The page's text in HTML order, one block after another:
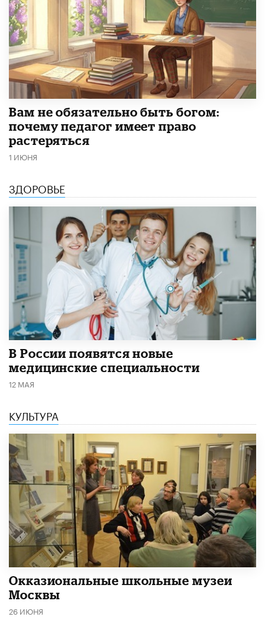
​Вам не обязательно быть богом:
почему педагог имеет право
растеряться
1 ИЮНЯ
ЗДОРОВЬЕ
В России появятся новые
медицинские специальности
12 МАЯ
КУЛЬТУРА
​Окказиональные школьные музеи
Москвы
26 ИЮНЯ